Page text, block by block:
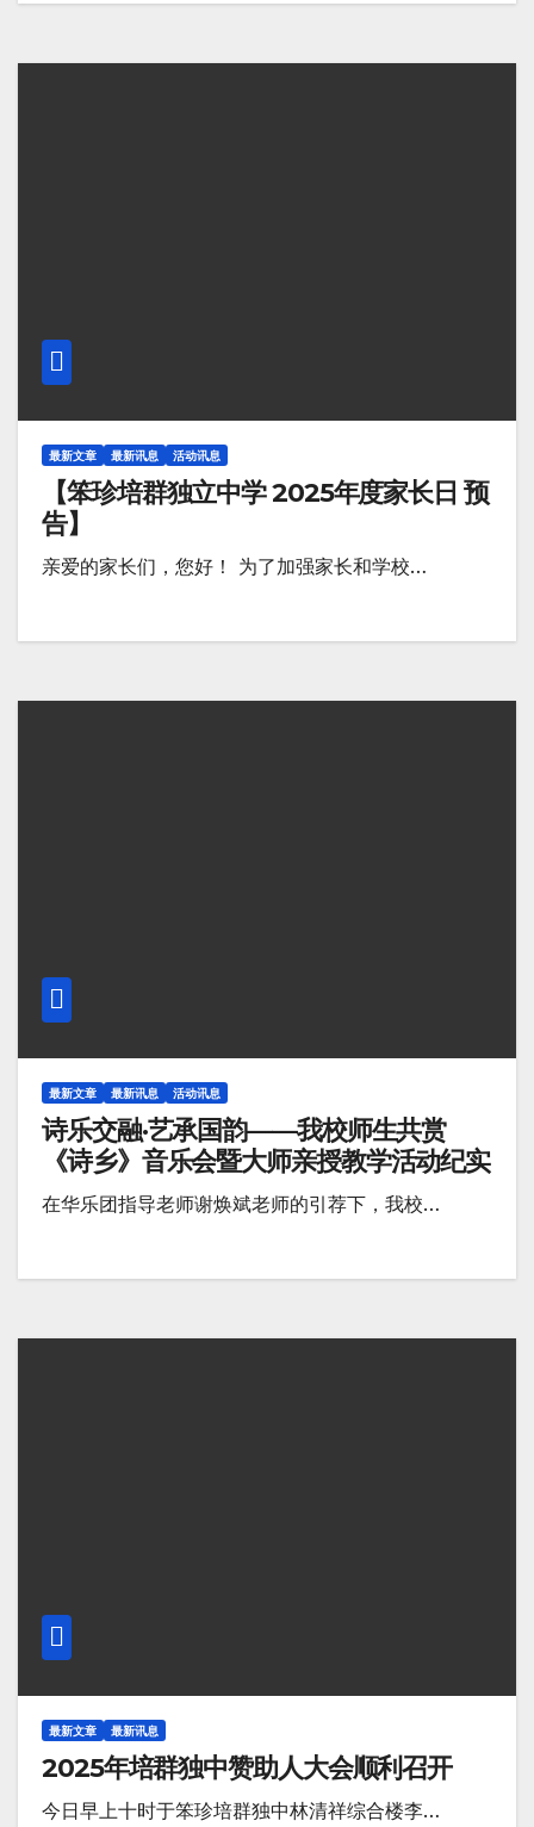
最新文章 最新讯息 活动讯息
【笨珍培群独立中学 2025年度家长日 预
告】
亲爱的家长们，您好！ 为了加强家长和学校…
最新文章 最新讯息 活动讯息
诗乐交融·艺承国韵——我校师生共赏
《诗乡》音乐会暨大师亲授教学活动纪实
在华乐团指导老师谢焕斌老师的引荐下，我校…
最新文章 最新讯息
2025年培群独中赞助人大会顺利召开
今日早上十时于笨珍培群独中林清祥综合楼李…